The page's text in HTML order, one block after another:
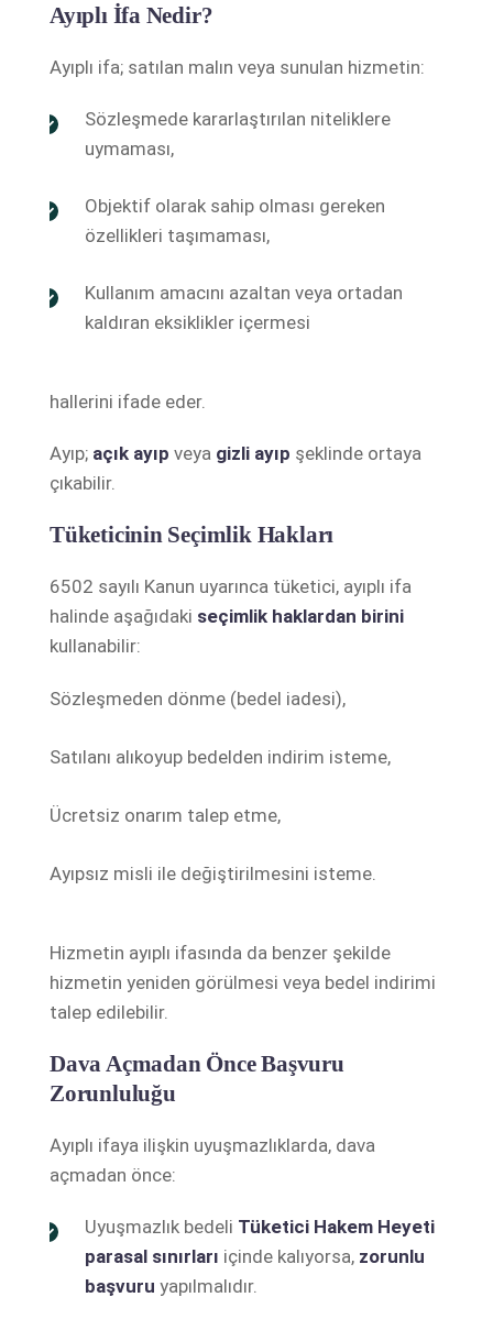
Ayıplı İfa Nedir?
Ayıplı ifa; satılan malın veya sunulan hizmetin:
Sözleşmede kararlaştırılan niteliklere
uymaması,
Objektif olarak sahip olması gereken
özellikleri taşımaması,
Kullanım amacını azaltan veya ortadan
kaldıran eksiklikler içermesi
hallerini ifade eder.
Ayıp; açık ayıp veya gizli ayıp şeklinde ortaya
çıkabilir.
Tüketicinin Seçimlik Hakları
6502 sayılı Kanun uyarınca tüketici, ayıplı ifa
halinde aşağıdaki seçimlik haklardan birini
kullanabilir:
Sözleşmeden dönme (bedel iadesi),
Satılanı alıkoyup bedelden indirim isteme,
Ücretsiz onarım talep etme,
Ayıpsız misli ile değiştirilmesini isteme.
Hizmetin ayıplı ifasında da benzer şekilde
hizmetin yeniden görülmesi veya bedel indirimi
talep edilebilir.
Dava Açmadan Önce Başvuru
Zorunluluğu
Ayıplı ifaya ilişkin uyuşmazlıklarda, dava
açmadan önce:
Uyuşmazlık bedeli Tüketici Hakem Heyeti
parasal sınırları içinde kalıyorsa, zorunlu
başvuru yapılmalıdır.